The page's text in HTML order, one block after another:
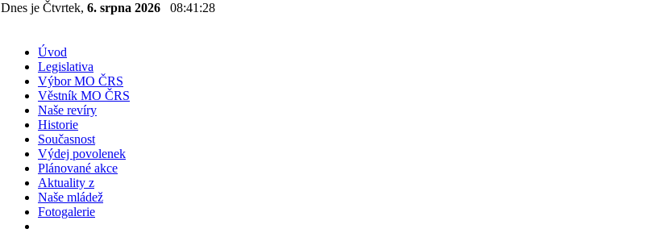
Dnes je Čtvrtek, 6. srpna 2026 08:41:29
Úvod
Legislativa
Výbor MO ČRS
Věstník MO ČRS
Naše revíry
Historie
Současnost
Výdej povolenek
Plánované akce
Aktuality z
Naše mládež
Fotogalerie